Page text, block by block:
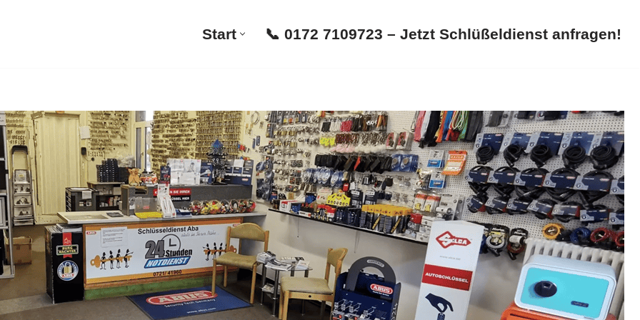
Start 📞 0172 7109723 – Jetzt Schlüßeldienst anfragen!